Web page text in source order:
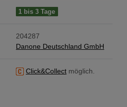
1 bis 3 Tage
204287
Danone Deutschland GmbH
Click&Collect möglich.